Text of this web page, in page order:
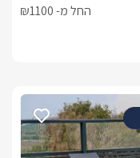
החל מ- ₪1100